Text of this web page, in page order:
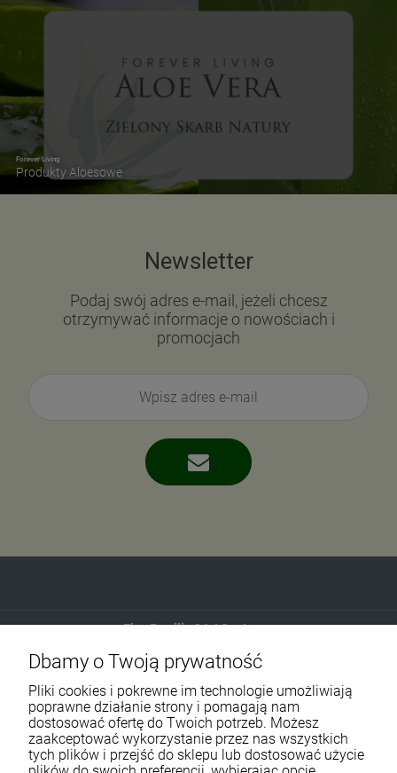
Forever Living
Produkty Aloesowe
Newsletter
Podaj swój adres e-mail, jeżeli chcesz
otrzymywać informacje o nowościach i
promocjach
Eko-Familia GAJ Sp.Jawna
Gdańska 60
90-616 Łódź
790 727 174
sklep@eko-familia.pl
Dbamy o Twoją prywatność
Pliki cookies i pokrewne im technologie umożliwiają
poprawne działanie strony i pomagają nam
dostosować ofertę do Twoich potrzeb. Możesz
zaakceptować wykorzystanie przez nas wszystkich
tych plików i przejść do sklepu lub dostosować użycie